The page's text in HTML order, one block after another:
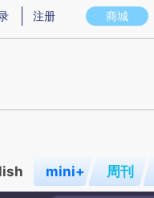
实意图存在偏差。不代表财新
商城
注册
mini+ 周刊